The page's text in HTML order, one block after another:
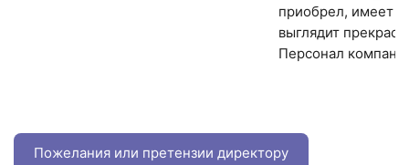
приобрел, имеет
выглядит
Персонал
Пожелания или претензии директору